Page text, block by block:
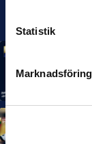
Statistik
Marknadsföring
7